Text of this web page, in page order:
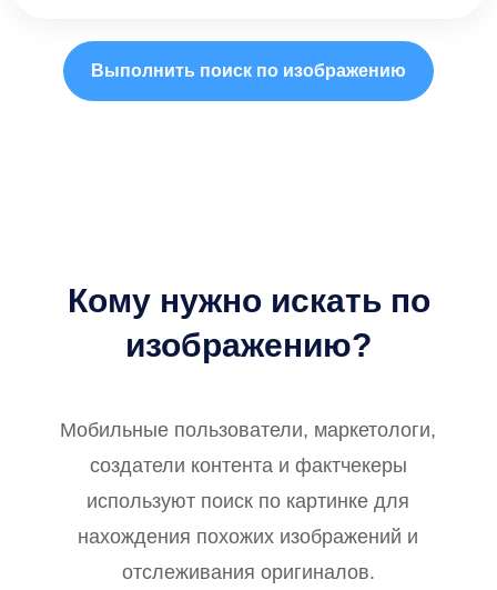
Выполнить поиск по изображению
Кому нужно искать по
изображению?
Мобильные пользователи, маркетологи,
создатели контента и фактчекеры
используют поиск по картинке для
нахождения похожих изображений и
отслеживания оригиналов.